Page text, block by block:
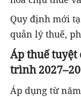
Quy định mới
quản lý thuế,
Áp thuế tuyệt
trình
Áp dụng từ